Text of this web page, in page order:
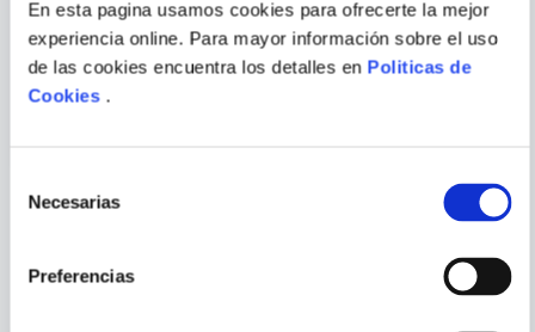
En esta pagina usamos cookies para ofrecerte la mejor
experiencia online. Para mayor información sobre el uso
de las cookies encuentra los detalles en Politicas de
Cookies.
Necesarias
Preferencias
IVAN CAIÑA
EL ARTE DE LA CALIGRAFIA
VARIOS AUTORES
CRUCIGRAMAS. NEURONAS
EN ACCION
VISTE
VER TODOS